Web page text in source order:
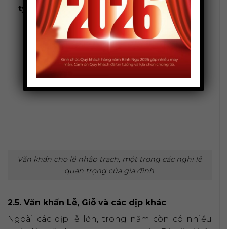
ty
Văn khấn cho lễ nhập trạch, một trong các nghi lễ
quan trọng của gia đình.
2.5. Văn khấn Lễ, Giỗ và các dịp khác
Ngoài các dịp lễ lớn, trong năm còn có nhiều